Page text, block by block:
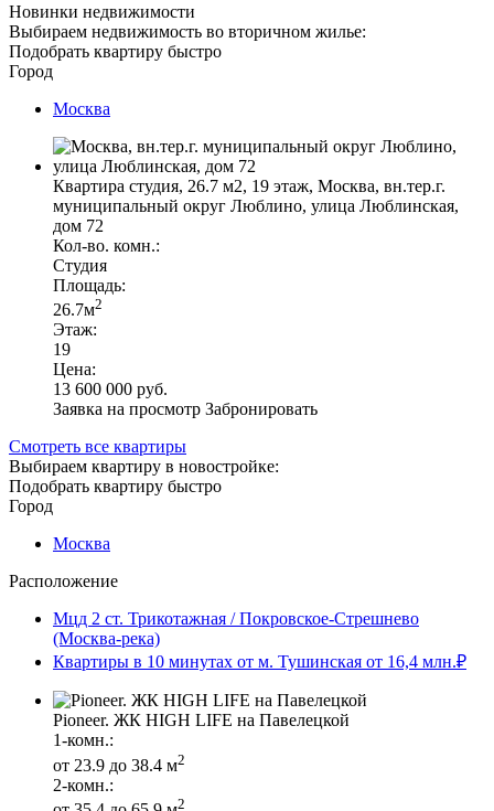
Новинки недвижимости
Выбираем недвижимость во вторичном жилье:
Подобрать квартиру быстро
Город
Москва
Квартира студия, 26.7 м2, 19 этаж, Москва, вн.тер.г.
муниципальный округ Люблино, улица Люблинская,
дом 72
Кол-во. комн.:
Студия
Площадь:
26.7м2
Этаж:
19
Цена:
13 600 000 руб.
Заявка на просмотр Забронировать
Смотреть все квартиры
Выбираем квартиру в новостройке:
Подобрать квартиру быстро
Город
Москва
Расположение
Мцд 2 ст. Трикотажная / Покровское-Стрешнево
(Москва-река)
Квартиры в 10 минутах от м. Тушинская от 16,4 млн.₽
Pioneer. ЖК HIGH LIFE на Павелецкой
1-комн.:
от 23.9 до 38.4 м2
2-комн.:
2